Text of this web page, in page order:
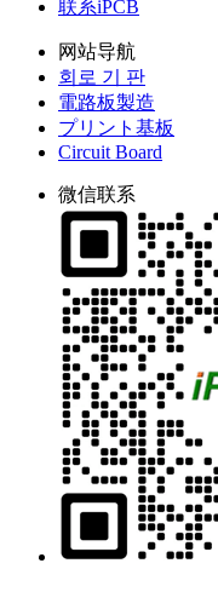
联系iPCB
网站导航
회로 기 판
電路板製造
プリント基板
Circuit Board
微信联系